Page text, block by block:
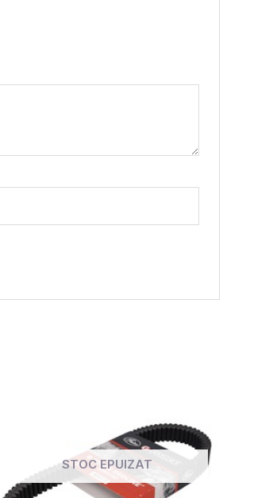
STOC EPUIZAT